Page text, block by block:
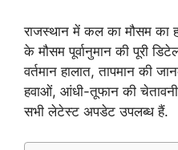
राजस्थान में कल का मौसम का
के मौसम पूर्वानुमान की पूरी
वर्तमान हालात, तापमान की
हवाओं, आंधी-तूफान की
सभी लेटेस्ट अपडेट उपलब्ध हैं.